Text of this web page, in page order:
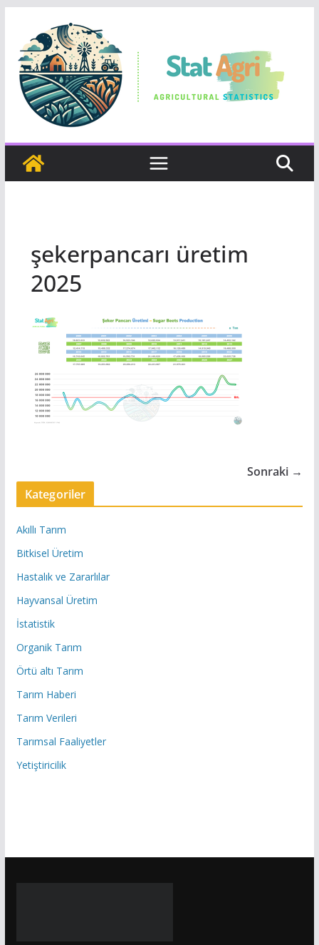
content
şekerpancarı üretim
2025
Sonraki →
Kategoriler
Akıllı Tarım
Bitkisel Üretim
Hastalık ve Zararlılar
Hayvansal Üretim
İstatistik
Organik Tarım
Örtü altı Tarım
Tarım Haberi
Tarım Verileri
Tarımsal Faaliyetler
Yetiştiricilik